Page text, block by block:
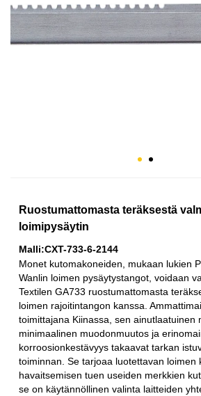
Ruostumattomasta teräksestä
loimipysäytin
Malli:CXT-733-6-2144
Monet kutomakoneiden, mukaan lukien
Wanlin loimen pysäytystangot, voidaan
Textilen GA733 ruostumattomasta
loimen rajoitintangon kanssa.
toimittajana Kiinassa, sen ainutlaatuinen
minimaalinen muodonmuutos ja
korroosionkestävyys takaavat tarkan
toiminnan. Se tarjoaa luotettavan loimen
havaitsemisen tuen useiden merkkien
se on käytännöllinen valinta laitteiden